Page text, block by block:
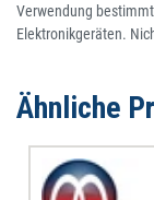
Verwendung
Elektronikgeräten.
Ähnliche